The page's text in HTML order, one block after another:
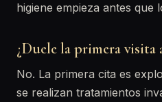
higiene empieza antes que
¿Duele la primera visita
No. La primera cita es
se realizan tratamientos